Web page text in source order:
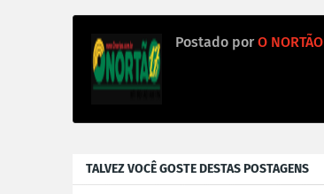
Postado por O NORTÃO
TALVEZ VOCÊ GOSTE DESTAS POSTAGENS